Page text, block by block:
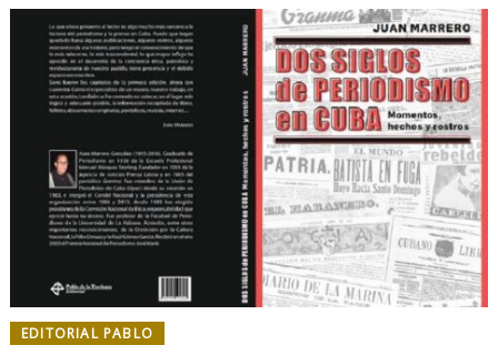
EDITORIAL PABLO